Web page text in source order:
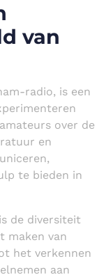
van
radio, is een
over de
en
te bieden in
de diversiteit
maken van
het verkennen
aan